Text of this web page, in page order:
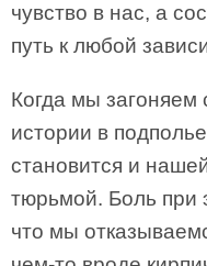
чувство в нас, а
путь к любой
Когда мы загоняем
истории в
становится и
тюрьмой. Боль при
что мы